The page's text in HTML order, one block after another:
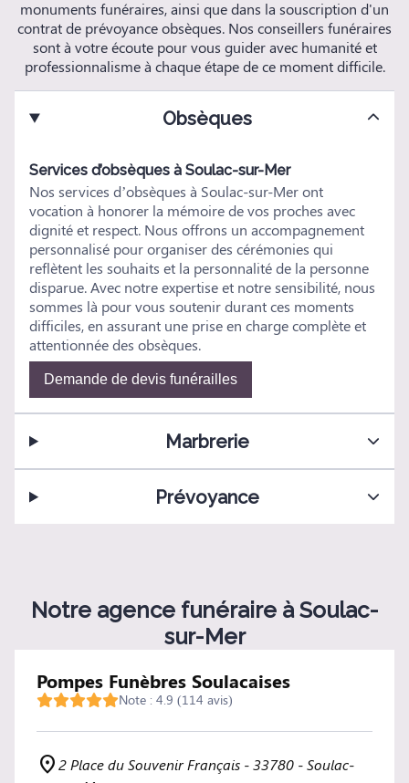
monuments funéraires, ainsi que dans la souscription d'un
contrat de prévoyance obsèques. Nos conseillers funéraires
sont à votre écoute pour vous guider avec humanité et
professionnalisme à chaque étape de ce moment difficile.
Obsèques
Services d’obsèques à Soulac-sur-Mer
Nos services d’obsèques à Soulac-sur-Mer ont
vocation à honorer la mémoire de vos proches avec
dignité et respect. Nous offrons un accompagnement
personnalisé pour organiser des cérémonies qui
reflètent les souhaits et la personnalité de la personne
disparue. Avec notre expertise et notre sensibilité, nous
sommes là pour vous soutenir durant ces moments
difficiles, en assurant une prise en charge complète et
attentionnée des obsèques.
Demande de devis funérailles
Marbrerie
Prévoyance
Notre agence funéraire à Soulac-
sur-Mer
Pompes Funèbres Soulacaises
Note : 4.9 (114 avis)
2 Place du Souvenir Français - 33780 - Soulac-